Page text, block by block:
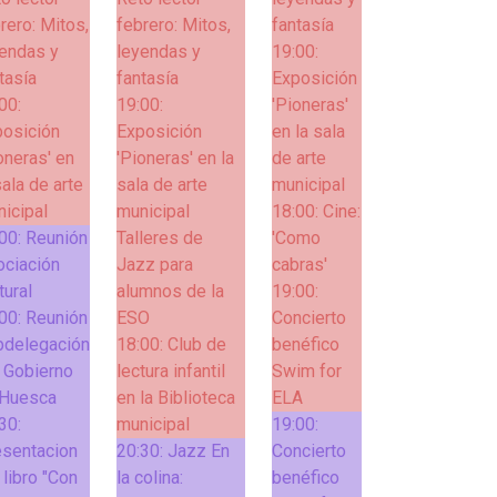
Mitos,
y
en
de arte
Reunión
Reunión
"Con
febrero: Mitos,
leyendas y
fantasía
19:00:
Exposición
'Pioneras' en la
sala de arte
municipal
Talleres de
Jazz para
alumnos de la
ESO
18:00: Club de
lectura infantil
en la Biblioteca
municipal
20:30: Jazz En
la colina:
fantasía
19:00:
Exposición
'Pioneras'
en la sala
de arte
municipal
18:00: Cine:
'Como
cabras'
19:00:
Concierto
benéfico
Swim for
ELA
19:00:
Concierto
benéfico